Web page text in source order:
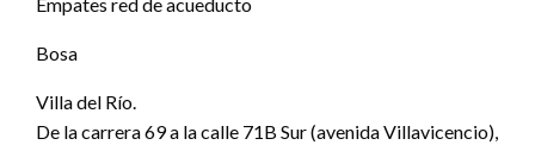
Empates red de acueducto
Bosa
Villa del Río.
De la carrera 69 a la calle 71B Sur (avenida Villavicencio),